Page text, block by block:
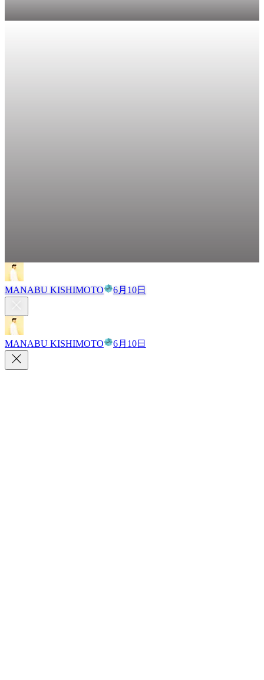
MANABU KISHIMOTO 6月10日
MANABU KISHIMOTO 6月10日